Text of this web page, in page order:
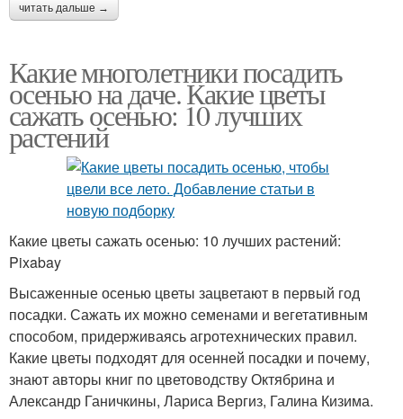
читать дальше →
Какие многолетники посадить
осенью на даче. Какие цветы
сажать осенью: 10 лучших
растений
Какие цветы сажать осенью: 10 лучших растений:
Pixabay
Высаженные осенью цветы зацветают в первый год
посадки. Сажать их можно семенами и вегетативным
способом, придерживаясь агротехнических правил.
Какие цветы подходят для осенней посадки и почему,
знают авторы книг по цветоводству Октябрина и
Александр Ганичкины, Лариса Вергиз, Галина Кизима.